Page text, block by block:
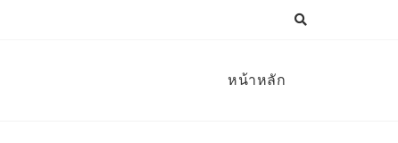
หน้าหลัก